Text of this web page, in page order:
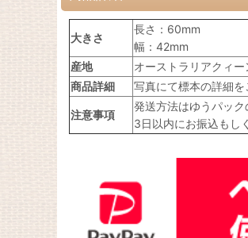
大きさ
長さ：60mm
幅：42mm
産地
オーストラリアクィ
商品詳細
写真にて標本の詳細を
注意事項
発送方法はゆうパック
3日以内にお振込もし